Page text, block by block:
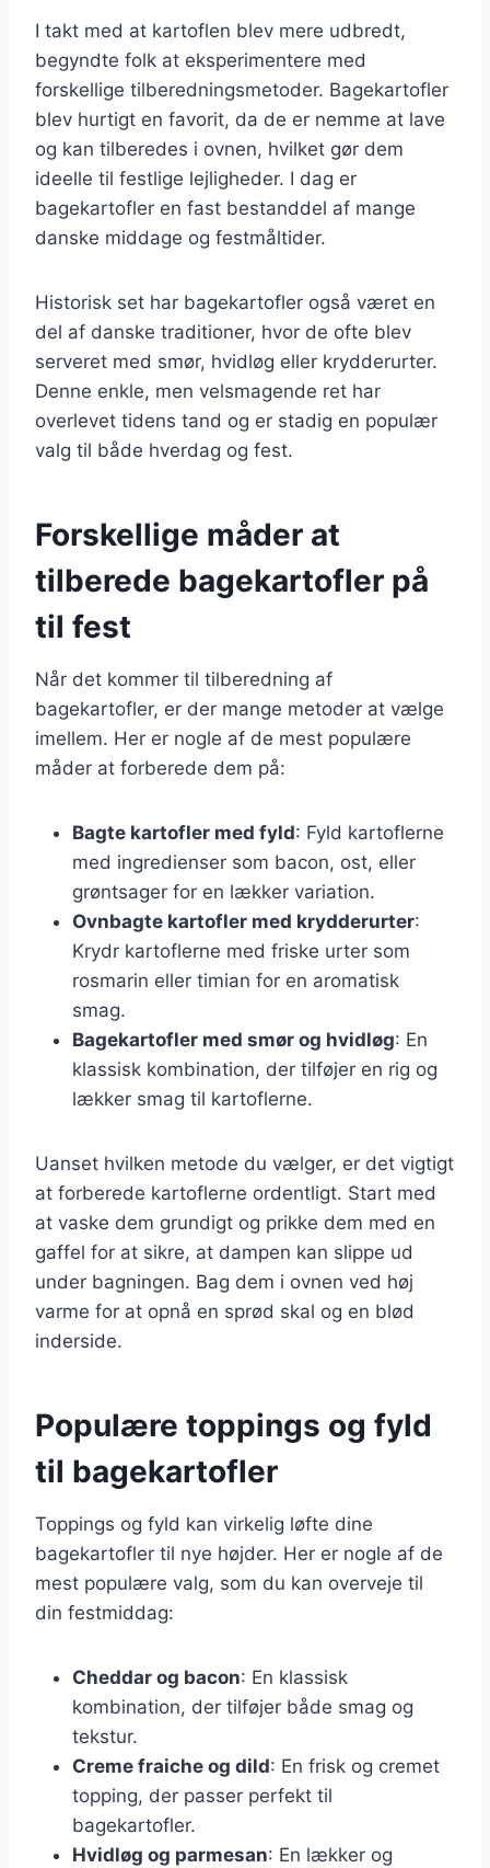
I takt med at kartoflen blev mere udbredt,
begyndte folk at eksperimentere med
forskellige tilberedningsmetoder. Bagekartofler
blev hurtigt en favorit, da de er nemme at lave
og kan tilberedes i ovnen, hvilket gør dem
ideelle til festlige lejligheder. I dag er
bagekartofler en fast bestanddel af mange
danske middage og festmåltider.
Historisk set har bagekartofler også været en
del af danske traditioner, hvor de ofte blev
serveret med smør, hvidløg eller krydderurter.
Denne enkle, men velsmagende ret har
overlevet tidens tand og er stadig en populær
valg til både hverdag og fest.
Forskellige måder at
tilberede bagekartofler på
til fest
Når det kommer til tilberedning af
bagekartofler, er der mange metoder at vælge
imellem. Her er nogle af de mest populære
måder at forberede dem på:
Bagte kartofler med fyld: Fyld kartoflerne
med ingredienser som bacon, ost, eller
grøntsager for en lækker variation.
Ovnbagte kartofler med krydderurter:
Krydr kartoflerne med friske urter som
rosmarin eller timian for en aromatisk
smag.
Bagekartofler med smør og hvidløg: En
klassisk kombination, der tilføjer en rig og
lækker smag til kartoflerne.
Uanset hvilken metode du vælger, er det vigtigt
at forberede kartoflerne ordentligt. Start med
at vaske dem grundigt og prikke dem med en
gaffel for at sikre, at dampen kan slippe ud
under bagningen. Bag dem i ovnen ved høj
varme for at opnå en sprød skal og en blød
inderside.
Populære toppings og fyld
til bagekartofler
Toppings og fyld kan virkelig løfte dine
bagekartofler til nye højder. Her er nogle af de
mest populære valg, som du kan overveje til
din festmiddag:
Cheddar og bacon: En klassisk
kombination, der tilføjer både smag og
tekstur.
Creme fraiche og dild: En frisk og cremet
topping, der passer perfekt til
bagekartofler.
Hvidløg og parmesan: En lækker og